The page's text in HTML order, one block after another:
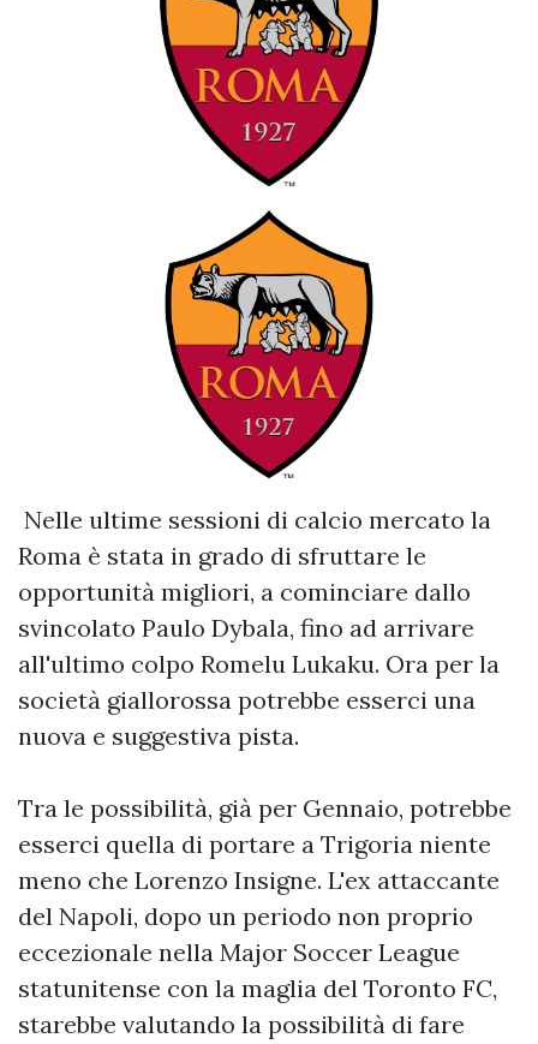
Nelle ultime sessioni di calcio mercato la
Roma è stata in grado di sfruttare le
opportunità migliori, a cominciare dallo
svincolato Paulo Dybala, fino ad arrivare
all'ultimo colpo Romelu Lukaku. Ora per la
società giallorossa potrebbe esserci una
nuova e suggestiva pista.
Tra le possibilità, già per Gennaio, potrebbe
esserci quella di portare a Trigoria niente
meno che Lorenzo Insigne. L'ex attaccante
del Napoli, dopo un periodo non proprio
eccezionale nella Major Soccer League
statunitense con la maglia del Toronto FC,
starebbe valutando la possibilità di fare